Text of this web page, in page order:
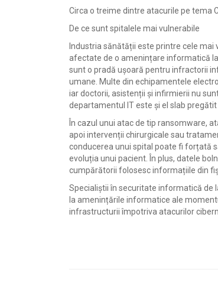
Circa o treime dintre atacurile pe tema
De ce sunt spitalele mai vulnerabile
Industria sănătății este printre cele
afectate de o amenințare informatică
sunt o pradă ușoară pentru infractorii
umane. Multe din echipamentele
iar doctorii, asistenții și infirmierii nu
departamentul IT este și el slab pregătit
În cazul unui atac de tip ransomware,
apoi intervenții chirurgicale sau
conducerea unui spital poate fi forțată
evoluția unui pacient. În plus, datele
cumpărătorii folosesc informațiile din
Specialiștii în securitate informatică de
la amenințările informatice ale
infrastructurii împotriva atacurilor